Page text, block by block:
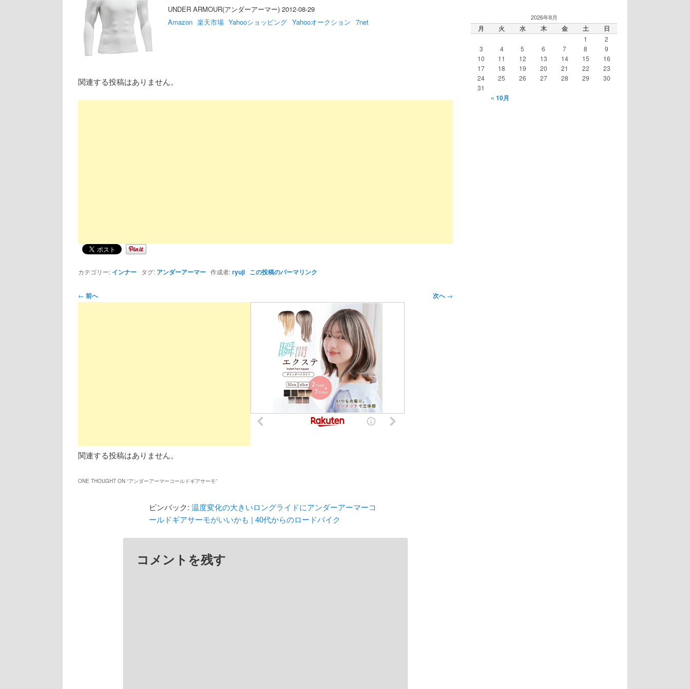
UNDER ARMOUR(アンダーアーマー) 2012-08-29
Amazon 楽天市場 Yahooショッピング Yahooオークション 7net
関連する投稿はありません。
カテゴリー: インナー タグ: アンダーアーマー 作成者:ryuji この投稿のパーマリンク
投
← 前へ 次へ→
関連する投稿はありません。
ONE THOUGHT ON “アンダーアーマーコールドギアサーモ”
ピンバック: 温度変化の大きいロングライドにアンダーアーマーコ
ールドギアサーモがいいかも | 40代からのロードバイク
コメントを残す
2026年8月
月 火 水 木 金 土 日
1
2
3
4 5 6 7 8
9
10
11 12 13 14 15
16
17
18 19 20 21 22
23
24
25 26 27 28 29
30
31
« 10月